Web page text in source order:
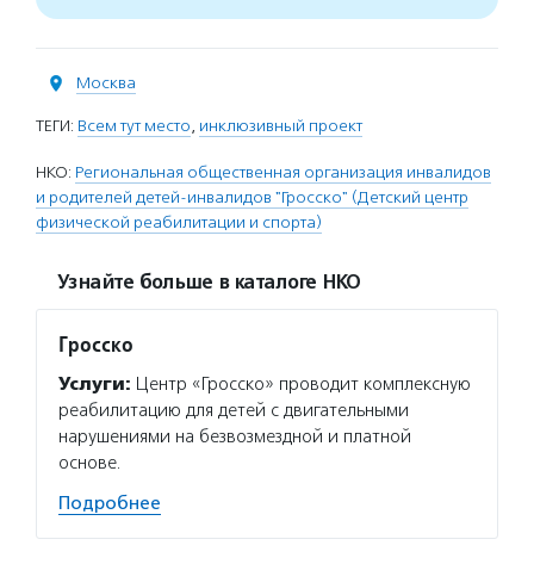
Москва
ТЕГИ: Всем тут место, инклюзивный проект
НКО: Региональная общественная организация инвалидов
и родителей детей-инвалидов "Гросско" (Детский центр
физической реабилитации и спорта)
Узнайте больше в каталоге НКО
Гросско
Услуги: Центр «Гросско» проводит комплексную
реабилитацию для детей с двигательными
нарушениями на безвозмездной и платной
основе.
Подробнее